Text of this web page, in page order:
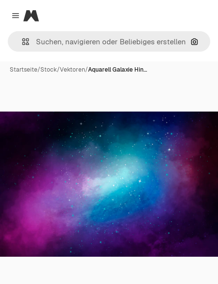
Close menu
Magnific
Nach
Startseite/Stock/Vektoren/Aquarell Galaxie Hin…